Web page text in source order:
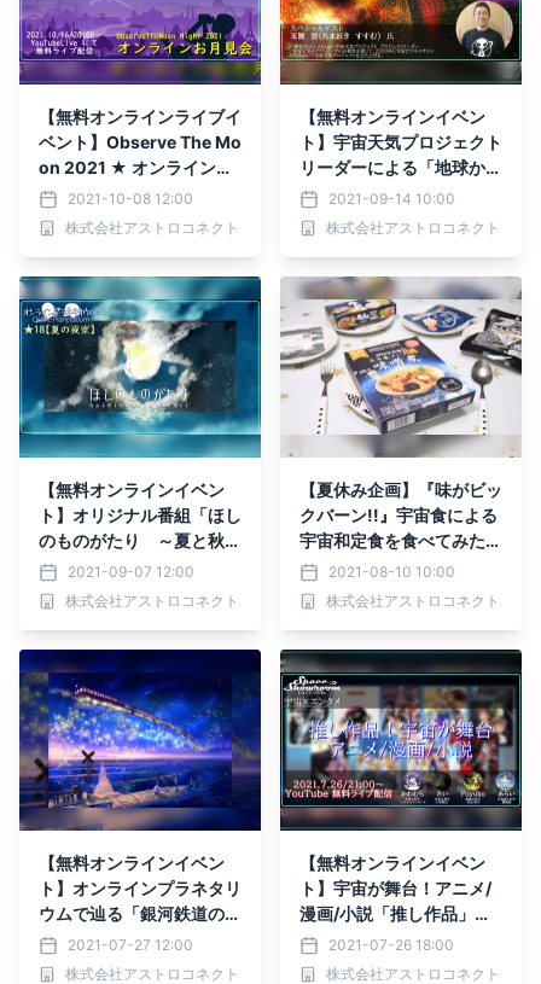
【無料オンラインライブイ
ベント】Observe The Mo
on 2021 ★ オンラインラ
イブお月見会開催
2021-10-08 12:00
株式会社アストロコネクト
【無料オンラインイベン
ト】宇宙天気プロジェクト
リーダーによる「地球から
宇宙の天気へ『宇宙天
気』」スペシャルトークイ
ベントを配信
2021-09-14 10:00
株式会社アストロコネクト
【無料オンラインイベン
ト】オリジナル番組「ほし
のものがたり ～夏と秋
～」 9月10日YouTubeで
ライブ配信
2021-09-07 12:00
株式会社アストロコネクト
【夏休み企画】『味がビッ
クバーン!!』宇宙食による
宇宙和定食を食べてみた！
宇宙食リポのライブイベ
ントを実施
2021-08-10 10:00
株式会社アストロコネクト
【無料オンラインイベン
ト】オンラインプラネタリ
ウムで辿る「銀河鉄道の
夜」7月30日YouTubeで
ライブ配信
2021-07-27 12:00
株式会社アストロコネクト
【無料オンラインイベン
ト】宇宙が舞台！アニメ/
漫画/小説「推し作品」を
各解説員が熱く語るトーク
イベント開催
2021-07-26 18:00
株式会社アストロコネクト